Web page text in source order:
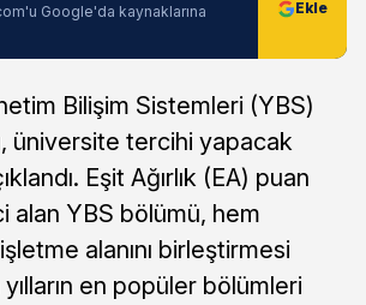
Google'da kaynaklarına
Bilişim Sistemleri (YBS)
üniversite tercihi yapacak
Eşit Ağırlık (EA) puan
alan YBS bölümü, hem
alanını birleştirmesi
en popüler bölümleri